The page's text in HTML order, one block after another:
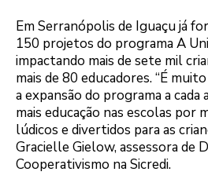
Em Serranópolis de Iguaçu já
150 projetos do programa A
impactando mais de sete mil
mais de 80 educadores. “É
a expansão do programa a
mais educação nas escolas por
lúdicos e divertidos para as
Gracielle Gielow, assessora de
Cooperativismo na Sicredi.